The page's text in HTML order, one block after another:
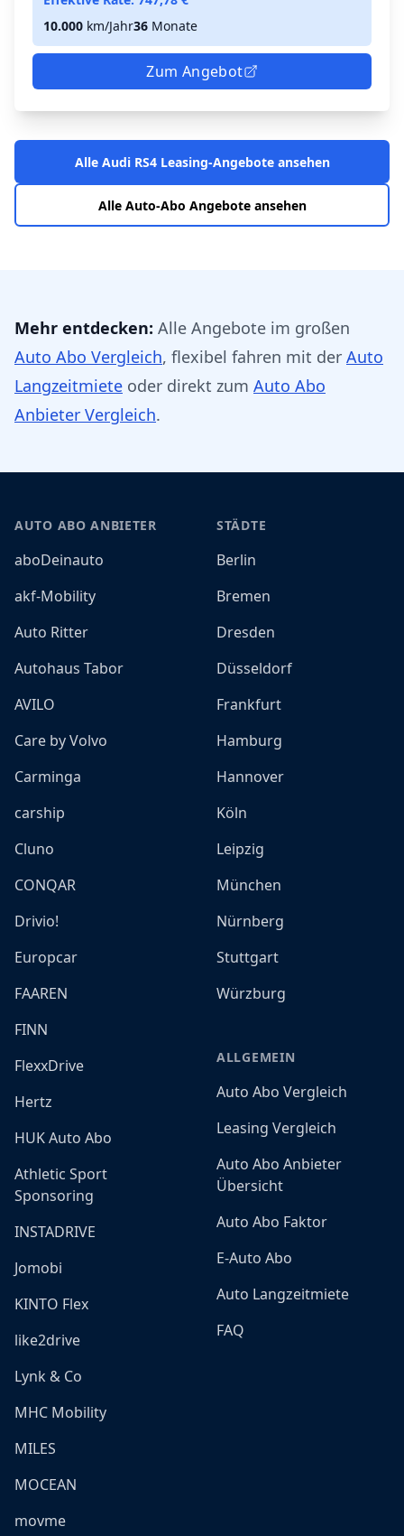
10.000 km/Jahr36 Monate
Zum Angebot
Alle Audi RS4 Leasing-Angebote ansehen
Alle Auto-Abo Angebote ansehen
Mehr entdecken: Alle Angebote im großen
Auto Abo Vergleich, flexibel fahren mit der Auto
Langzeitmiete oder direkt zum Auto Abo
Anbieter Vergleich.
AUTO ABO ANBIETER
aboDeinauto
akf-Mobility
Auto Ritter
Autohaus Tabor
AVILO
Care by Volvo
Carminga
carship
Cluno
CONQAR
Drivio!
Europcar
FAAREN
FINN
FlexxDrive
Hertz
HUK Auto Abo
Athletic Sport
Sponsoring
INSTADRIVE
Jomobi
KINTO Flex
like2drive
Lynk & Co
MHC Mobility
MILES
MOCEAN
movme
STÄDTE
Berlin
Bremen
Dresden
Düsseldorf
Frankfurt
Hamburg
Hannover
Köln
Leipzig
München
Nürnberg
Stuttgart
Würzburg
ALLGEMEIN
Auto Abo Vergleich
Leasing Vergleich
Auto Abo Anbieter
Übersicht
Auto Abo Faktor
E-Auto Abo
Auto Langzeitmiete
FAQ